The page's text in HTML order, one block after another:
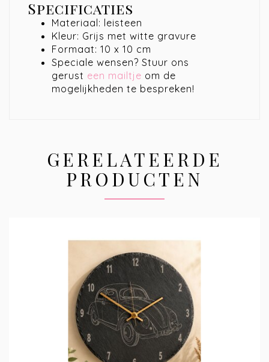
Specificaties
Materiaal: leisteen
Kleur: Grijs met witte gravure
Formaat: 10 x 10 cm
Speciale wensen? Stuur ons
gerust een mailtje om de
mogelijkheden te bespreken!
GERELATEERDE
PRODUCTEN